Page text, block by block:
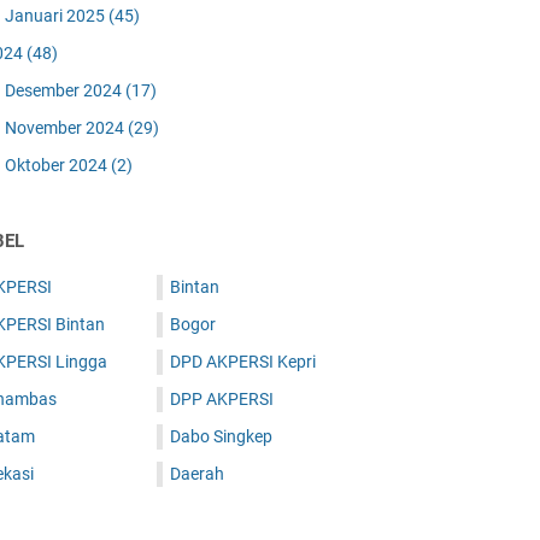
Januari 2025 (45)
(48)
Desember 2024 (17)
November 2024 (29)
Oktober 2024 (2)
Bintan
Lingga
Bintan
Bogor
DPD AKPERSI Kepri
DPP AKPERSI
Dabo Singkep
Daerah